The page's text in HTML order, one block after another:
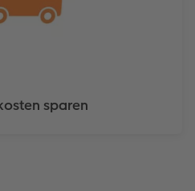
sparen